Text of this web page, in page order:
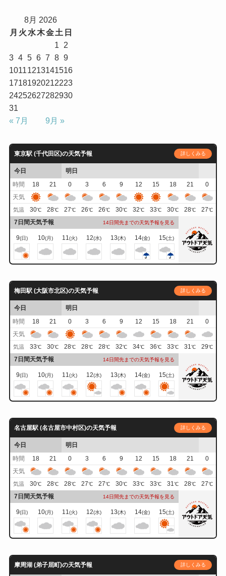
8月 2026
月 火 水木金土 日
1
2
3 4 5 6 7 8 9
10111213141516
17181920212223
24252627282930
31
« 7月
9月 »
東京駅 (千代田区)の天気予報 詳しくみる
今日
明日
時間
18 21 0 3 6 9 12 15 18 21
0
天気
気温 30℃ 28℃ 27℃ 26℃ 26℃ 30℃ 32℃ 33℃ 30℃ 28℃ 27℃
7日間天気予報 14日間先までの天気予報を見る
9(日) 10(月) 11 (火) 12(水) 13(木) 14(金) 15(土)
梅田駅 (大阪市北区)の天気予報 詳しくみる
今日
明日
時間
18 21 0 3 6 9 12 15 18 21
0
天気
気温 33℃ 30℃ 28℃ 28℃ 28℃ 32℃ 34℃ 36℃ 33℃ 31℃ 29℃
7日間天気予報 14日間先までの天気予報を見る
9(日) 10(月) 11 (火) 12(水) 13(木) 14(金) 15(土)
名古屋駅 (名古屋市中村区)の天気予報 詳しくみる
今日
明日
時間
18 21 0 3 6 9 12 15 18 21
0
天気
気温 30℃ 28℃ 28℃ 27℃ 27℃ 30℃ 33℃ 33℃ 31℃ 28℃ 27℃
7日間天気予報 14日間先までの天気予報を見る
9(日) 10(月) 11(火) 12(水) 13(木) 14(金) 15(土)
摩周湖 (弟子屈町)の天気予報 詳しくみる